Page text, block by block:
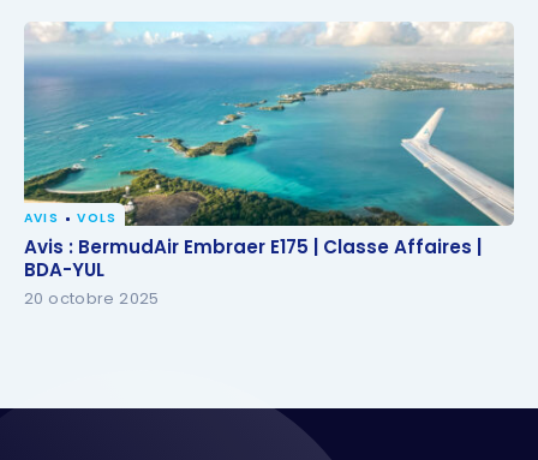
Avis : BermudAir Embraer E175 | Classe Affaires |
BDA-YUL
AVIS VOLS
Avis : BermudAir Embraer E175 | Classe Affaires |
BDA-YUL
20 octobre 2025